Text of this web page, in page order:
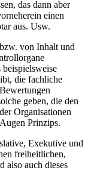
das dann aber
einen
aus. Usw.
von Inhalt und
beispielsweise
die fachliche
geben, die den
Organisationen
Prinzips.
Exekutive und
freiheitlichen,
also auch dieses